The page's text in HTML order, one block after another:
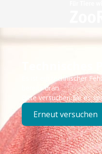
Technisches
Es ist ein technischer
bereits dran.
Bitte versuchen Sie es
Erneut versuchen